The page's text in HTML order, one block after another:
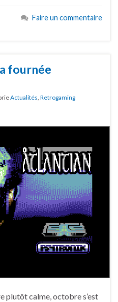
Faire un commentaire
fournée
Actualités, Retrogaming
plutôt calme, octobre s’est